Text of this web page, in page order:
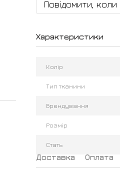
Повідомити, коли
Характеристики
Колір
Тип тканини
Брендування
Розмір
Стать
Доставка Оплата